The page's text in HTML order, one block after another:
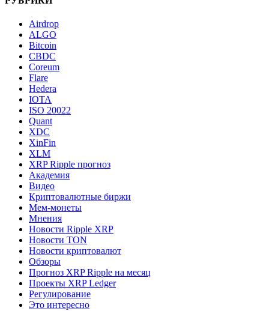
Airdrop
ALGO
Bitcoin
CBDC
Coreum
Flare
Hedera
IOTA
ISO 20022
Quant
XDC
XinFin
XLM
XRP Ripple прогноз
Академия
Видео
Криптовалютные биржи
Мем-монеты
Мнения
Новости Ripple XRP
Новости TON
Новости криптовалют
Обзоры
Прогноз XRP Ripple на месяц
Проекты XRP Ledger
Регулирование
Это интересно